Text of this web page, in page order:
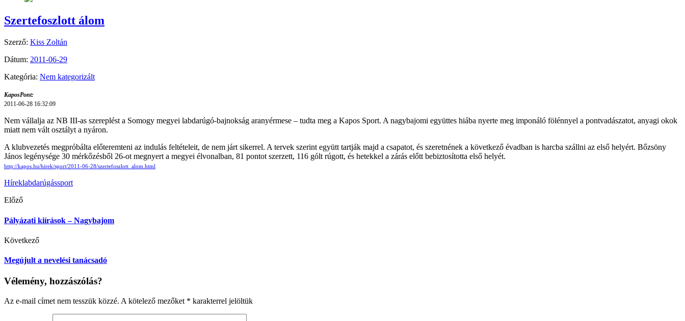
Szertefoszlott álom
Szerző: Kiss Zoltán
Dátum: 2011-06-29
Kategória: Nem kategorizált
KaposPont:
2011-06-28 16:32:09
Nem vállalja az NB III-as szereplést a Somogy megyei labdarúgó-bajnokság aranyérmese – tudta meg a Kapos Sport. A nagybajomi együttes hiába nyerte meg imponáló fölénnyel a pontvadászatot, anyagi okok
miatt nem vált osztályt a nyáron.
A klubvezetés megpróbálta előteremteni az indulás feltételeit, de nem járt sikerrel. A tervek szerint együtt tartják majd a csapatot, és szeretnének a következő évadban is harcba szállni az első helyért. Bőzsöny
János legénysége 30 mérkőzésből 26-ot megnyert a megyei élvonalban, 81 pontot szerzett, 116 gólt rúgott, és hetekkel a zárás előtt bebiztosította első helyét.
http://kapos.hu/hirek/sport/2011-06-28/szertefoszlott_alom.html
Híreklabdarúgássport
Előző
Pályázati kiírások – Nagybajom
Következő
Megújult a nevelési tanácsadó
Vélemény, hozzászólás?
Az e-mail címet nem tesszük közzé. A kötelező mezőket * karakterrel jelöltük